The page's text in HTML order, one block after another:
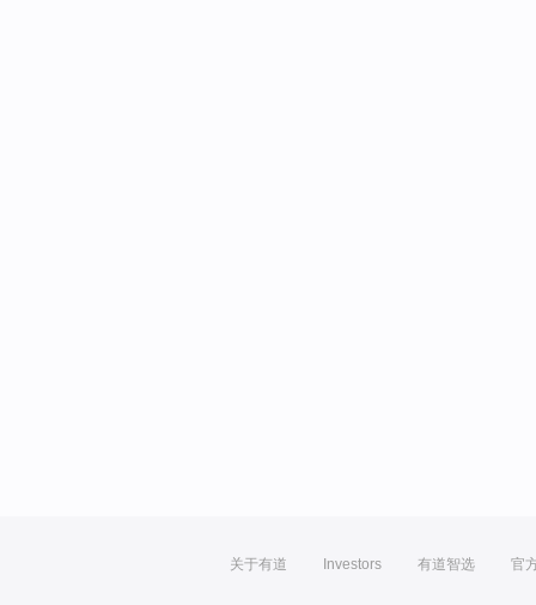
关于有道 Investors 有道智选 官